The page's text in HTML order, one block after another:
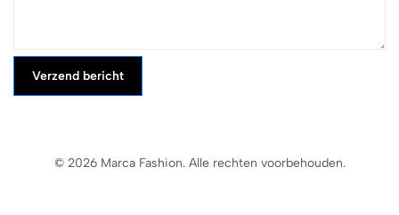
Verzend bericht
© 2026 Marca Fashion. Alle rechten voorbehouden.